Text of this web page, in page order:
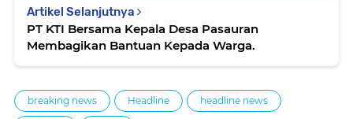
Artikel Selanjutnya
PT KTI Bersama Kepala Desa Pasauran
Membagikan Bantuan Kepada Warga.
breaking news Headline headline news